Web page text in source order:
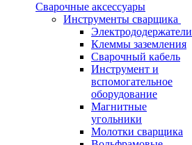
Сварочные аксессуары
Инструменты сварщика
Электрододержатели
Клеммы заземления
Сварочный кабель
Инструмент и
вспомогательное
оборудование
Магнитные
угольники
Молотки сварщика